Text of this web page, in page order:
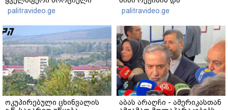
ცხოვრებიდან" – რას წერს
ხობში დაღუპული დედა-
შვილის ახლობელი?
palitravideo.ge
"ნაცმოძრაობის" ღალატი
ვერანაირად ვერ
გადაფარავს ამ
დანაშაულს" - ირაკლი
კობახიძე
palitravideo.ge
ოკუპირებული ცხინვალის
აბას არაღჩი - ამერიკასთან